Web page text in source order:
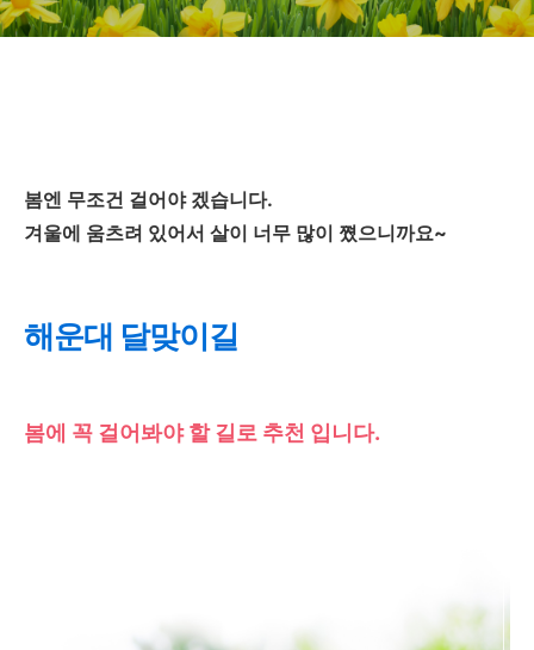
봄엔 무조건 걸어야 겠습니다.
겨울에 움츠려 있어서 살이 너무 많이 쪘으니까요~
해운대 달맞이길
봄에 꼭 걸어봐야 할 길로 추천 입니다.